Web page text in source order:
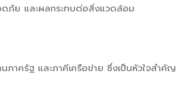
ภัย และผลกระทบต่อสิ่งแวดล้อม
ภาครัฐ และภาคีเครือข่าย ซึ่งเป็นหัวใจสำคัญ